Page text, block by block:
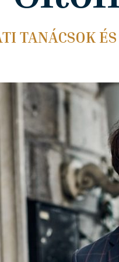
TANÁCSOK